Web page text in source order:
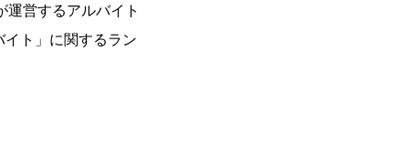
営するアルバイト
ト」に関するラン